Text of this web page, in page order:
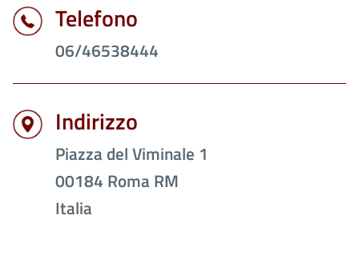
Telefono
06/46538444
Indirizzo
Piazza del Viminale 1
00184 Roma RM
Italia